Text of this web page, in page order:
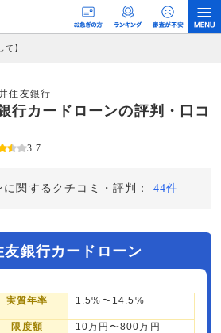
て】
払われるという収益モデルです。 ただし、特定の
く、当編集部の調査／ユーザーへの口コミ収集な
報提供を行っています。
住友銀行
行カードローンの評判・口コ
3.7
関するクチコミ・評判： 44件
友銀行カードローン
実質年率 1.5%〜14.5%
限度額 10万円〜800万円